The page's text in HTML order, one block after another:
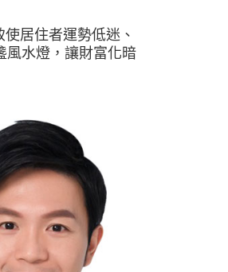
居住者運勢低迷、
風水燈，讓財富化暗